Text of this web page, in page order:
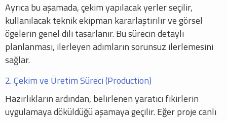
Ayrıca bu aşamada, çekim yapılacak yerler seçilir,
kullanılacak teknik ekipman kararlaştırılır ve görsel
ögelerin genel dili tasarlanır. Bu sürecin detaylı
planlanması, ilerleyen adımların sorunsuz ilerlemesini
sağlar.
2. Çekim ve Üretim Süreci (Production)
Hazırlıkların ardından, belirlenen yaratıcı fikirlerin
uygulamaya döküldüğü aşamaya geçilir. Eğer proje canlı